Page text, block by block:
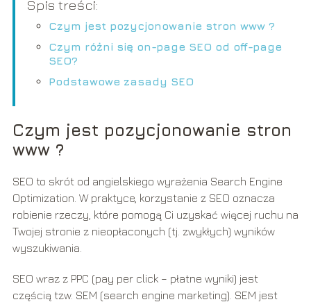
Spis treści:
Czym jest pozycjonowanie stron www ?
Czym różni się on-page SEO od off-page
SEO?
Podstawowe zasady SEO
Czym jest pozycjonowanie stron
www ?
SEO to skrót od angielskiego wyrażenia Search Engine
Optimization. W praktyce, korzystanie z SEO oznacza
robienie rzeczy, które pomogą Ci uzyskać więcej ruchu na
Twojej stronie z nieopłaconych (tj. zwykłych) wyników
wyszukiwania.
SEO wraz z PPC (pay per click – płatne wyniki) jest
częścią tzw. SEM (search engine marketing). SEM jest